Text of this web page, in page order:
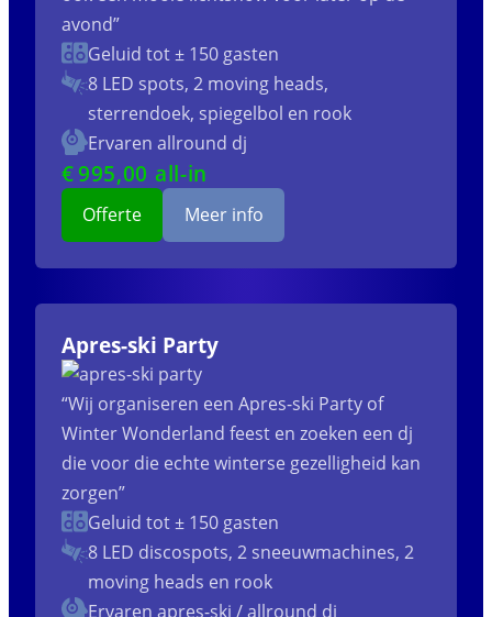
avond”
Geluid tot ± 150 gasten
8 LED spots, 2 moving heads,
sterrendoek, spiegelbol en rook
Ervaren allround dj
€995,00 all-in
Offerte Meer info
Apres-ski Party
“Wij organiseren een Apres-ski Party of
Winter Wonderland feest en zoeken een dj
die voor die echte winterse gezelligheid kan
zorgen”
Geluid tot ± 150 gasten
8 LED discospots, 2 sneeuwmachines, 2
moving heads en rook
Ervaren apres-ski / allround dj